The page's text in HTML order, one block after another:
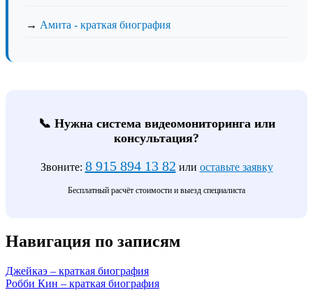
→ Амита - краткая биография
📞 Нужна система видеомониторинга или
консультация?
Звоните: 8 915 894 13 82 или оставьте заявку
Бесплатный расчёт стоимости и выезд специалиста
Навигация по записям
Джейкаэ – краткая биография
Робби Кин – краткая биография